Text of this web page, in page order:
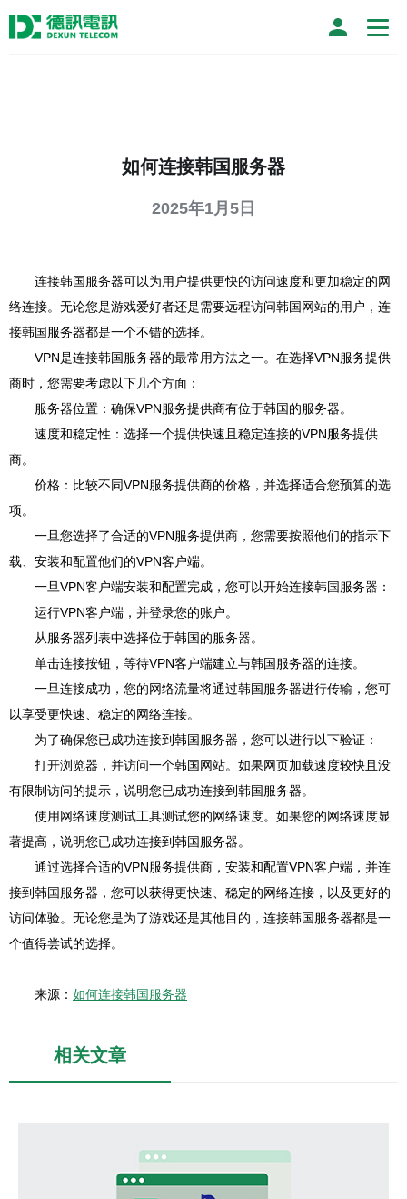
如何连接韩国服务器
2025年1月5日
连接韩国服务器可以为用户提供更快的访问速度和更加稳定的网
络连接。无论您是游戏爱好者还是需要远程访问韩国网站的用户，连
接韩国服务器都是一个不错的选择。
VPN是连接韩国服务器的最常用方法之一。在选择VPN服务提供
商时，您需要考虑以下几个方面：
服务器位置：确保VPN服务提供商有位于韩国的服务器。
速度和稳定性：选择一个提供快速且稳定连接的VPN服务提供
商。
价格：比较不同VPN服务提供商的价格，并选择适合您预算的选
项。
一旦您选择了合适的VPN服务提供商，您需要按照他们的指示下
载、安装和配置他们的VPN客户端。
一旦VPN客户端安装和配置完成，您可以开始连接韩国服务器：
运行VPN客户端，并登录您的账户。
从服务器列表中选择位于韩国的服务器。
单击连接按钮，等待VPN客户端建立与韩国服务器的连接。
一旦连接成功，您的网络流量将通过韩国服务器进行传输，您可
以享受更快速、稳定的网络连接。
为了确保您已成功连接到韩国服务器，您可以进行以下验证：
打开浏览器，并访问一个韩国网站。如果网页加载速度较快且没
有限制访问的提示，说明您已成功连接到韩国服务器。
使用网络速度测试工具测试您的网络速度。如果您的网络速度显
著提高，说明您已成功连接到韩国服务器。
通过选择合适的VPN服务提供商，安装和配置VPN客户端，并连
接到韩国服务器，您可以获得更快速、稳定的网络连接，以及更好的
访问体验。无论您是为了游戏还是其他目的，连接韩国服务器都是一
个值得尝试的选择。
来源： 如何连接韩国服务器
相关文章